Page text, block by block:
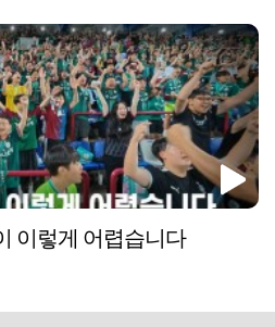
이렇게 어렵습니다